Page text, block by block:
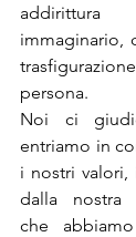
immaginario,
persona.
Noi ci
entriamo in
i nostri valori,
dalla nostra
che